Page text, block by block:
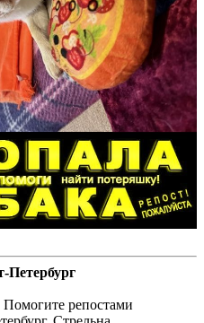
Петербург
репостами